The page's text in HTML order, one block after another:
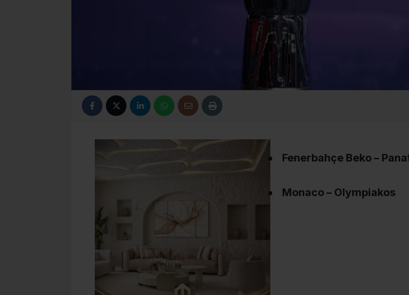
Fenerbahçe Beko –
Monaco – Olympiakos